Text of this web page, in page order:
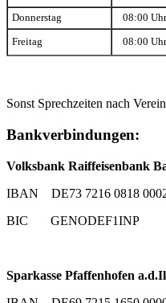
Donnerstag 08:00
Freitag 08:00
Sonst Sprechzeiten nach
Bankverbindungen:
Volksbank Raiffeisenbank
IBAN DE73 7216 0818
BIC GENODEF1INP
Sparkasse Pfaffenhofen